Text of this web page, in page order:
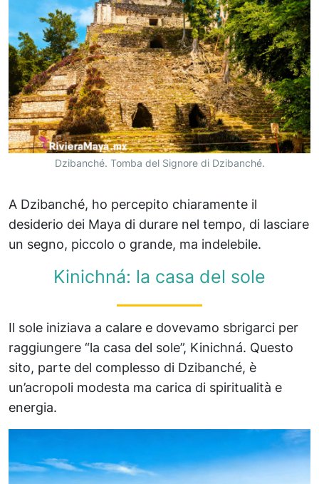
Dzibanché. Tomba del Signore di Dzibanché.
A Dzibanché, ho percepito chiaramente il
desiderio dei Maya di durare nel tempo, di lasciare
un segno, piccolo o grande, ma indelebile.
Kinichná: la casa del sole
Il sole iniziava a calare e dovevamo sbrigarci per
raggiungere “la casa del sole”, Kinichná. Questo
sito, parte del complesso di Dzibanché, è
un’acropoli modesta ma carica di spiritualità e
energia.